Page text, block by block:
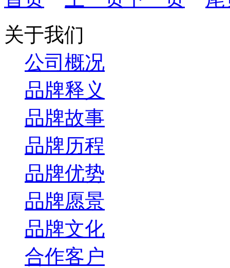
关于我们
公司概况
品牌释义
品牌故事
品牌历程
品牌优势
品牌愿景
品牌文化
合作客户